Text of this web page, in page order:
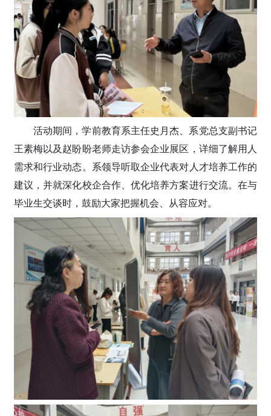
活动期间，学前教育系主任史月杰、系党总支副书记
王素梅以及赵盼盼老师走访参会企业展区，详细了解用人
需求和行业动态。系领导听取企业代表对人才培养工作的
建议，并就深化校企合作、优化培养方案进行交流。在与
毕业生交谈时，鼓励大家把握机会、从容应对。